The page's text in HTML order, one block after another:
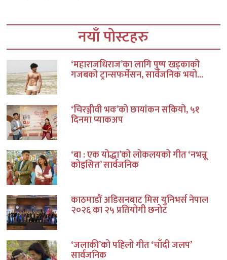
नयाँ पोस्टहरु
‘महाराजधिराज’का लागि पुष्प खड्काको
गजबको ट्रान्सफर्मेसन, सार्वजनिक भयो...
‘चिरञ्जीवी भवः’को छायांकन सकियो, ५१
दिनमा प्याकअप
‘बा : एक योद्धा’को लोकलयको गीत ‘नभन्नू
कोइसित’ सार्वजनिक
काठमाडौं अडिसनबाट मिस युनिभर्स नेपाल
२०२६ का २५ प्रतियोगी छनोट
‘जलाकी’को पहिलो गीत ‘चाँदी जलप’
सार्वजनिक